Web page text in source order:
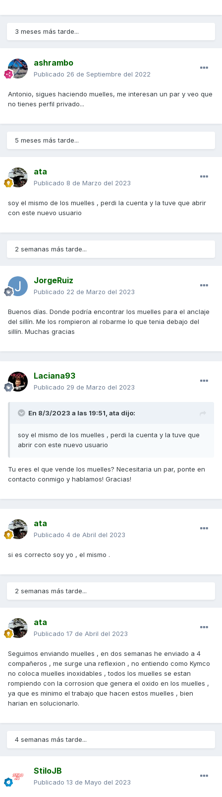
3 meses más tarde...
ashrambo
Publicado 26 de Septiembre del 2022
Antonio, sigues haciendo muelles, me interesan un par y veo que
no tienes perfil privado...
5 meses más tarde...
ata
Publicado 8 de Marzo del 2023
soy el mismo de los muelles , perdi la cuenta y la tuve que abrir
con este nuevo usuario
2 semanas más tarde...
JorgeRuiz
Publicado 22 de Marzo del 2023
Buenos días. Donde podría encontrar los muelles para el anclaje
del sillín. Me los rompieron al robarme lo que tenia debajo del
sillín. Muchas gracias
Laciana93
Publicado 29 de Marzo del 2023
En 8/3/2023 a las 19:51, ata dijo:
soy el mismo de los muelles , perdi la cuenta y la tuve que
abrir con este nuevo usuario
Tu eres el que vende los muelles? Necesitaria un par, ponte en
contacto conmigo y hablamos! Gracias!
ata
Publicado 4 de Abril del 2023
si es correcto soy yo , el mismo .
2 semanas más tarde...
ata
Publicado 17 de Abril del 2023
Seguimos enviando muelles , en dos semanas he enviado a 4
compañeros , me surge una reflexion , no entiendo como Kymco
no coloca muelles inoxidables , todos los muelles se estan
rompiendo con la corrosion que genera el oxido en los muelles ,
ya que es minimo el trabajo que hacen estos muelles , bien
harian en solucionarlo.
4 semanas más tarde...
StiloJB
Publicado 13 de Mayo del 2023